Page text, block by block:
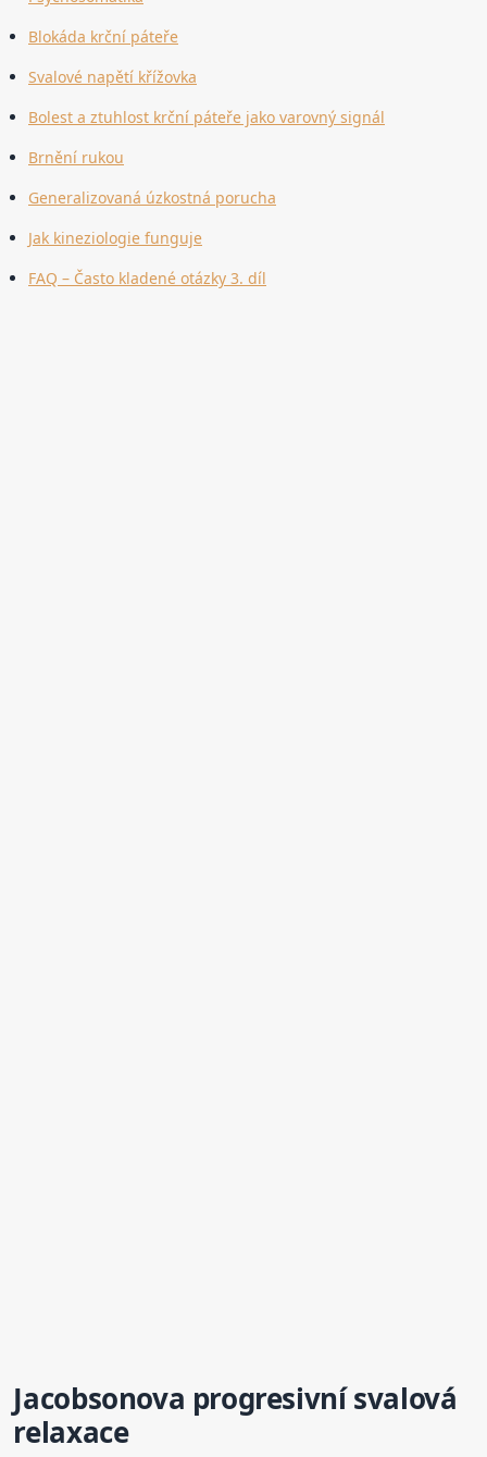
Blokáda krční páteře
Svalové napětí křížovka
Bolest a ztuhlost krční páteře jako varovný signál
Brnění rukou
Generalizovaná úzkostná porucha
Jak kineziologie funguje
FAQ – Často kladené otázky 3. díl
Jacobsonova progresivní svalová
relaxace